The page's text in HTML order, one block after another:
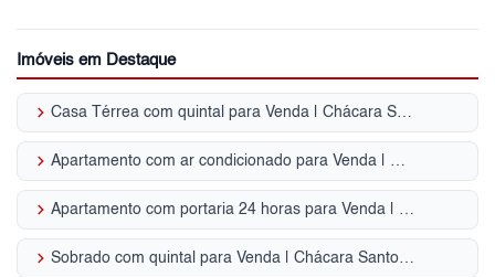
Imóveis em Destaque
keyboard_arrow_right Casa Térrea com quintal para Venda | Chácara Santo Antônio (ZL)
keyboard_arrow_right Apartamento com ar condicionado para Venda | Chácara Santo Antônio (ZL)
keyboard_arrow_right Apartamento com portaria 24 horas para Venda | Chácara Santo Antônio (ZL)
keyboard_arrow_right Sobrado com quintal para Venda | Chácara Santo Antônio (ZL)